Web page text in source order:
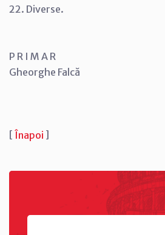
22. Diverse.
P R I M A R
Gheorghe Falcă
[ Înapoi ]